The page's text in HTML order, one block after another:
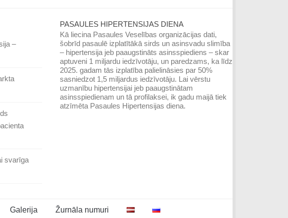
–
svarīga
PASAULES HIPERTENSIJAS DIENA
Kā liecina Pasaules Veselības organizācijas dati,
šobrīd pasaulē izplatītākā sirds un asinsvadu slimība
– hipertensija jeb paaugstināts asinsspiediens – skar
aptuveni 1 miljardu iedzīvotāju, un paredzams, ka līdz
2025. gadam tās izplatība palielināsies par 50%
sasniedzot 1,5 miljardus iedzīvotāju. Lai vērstu
uzmanību hipertensijai jeb paaugstinātam
asinsspiedienam un tā profilaksei, ik gadu maijā tiek
atzīmēta Pasaules Hipertensijas diena.
Galerija Žurnāla numuri